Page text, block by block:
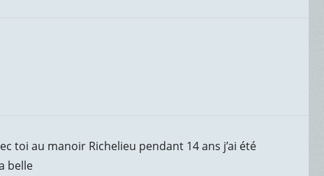
toi au manoir Richelieu pendant 14 ans j’ai été
belle